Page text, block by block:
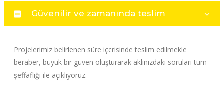
Güvenilir ve zamanında teslim
Projelerimiz belirlenen süre içerisinde teslim edilmekle
beraber, büyük bir güven oluşturarak aklınızdaki soruları tüm
şeffaflığı ile açıklıyoruz.